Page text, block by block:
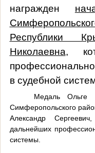
награжден
Республики
Николаевна,
в судебной
Медаль Ольге
Симферопольского
Александр
дальнейших
системы.